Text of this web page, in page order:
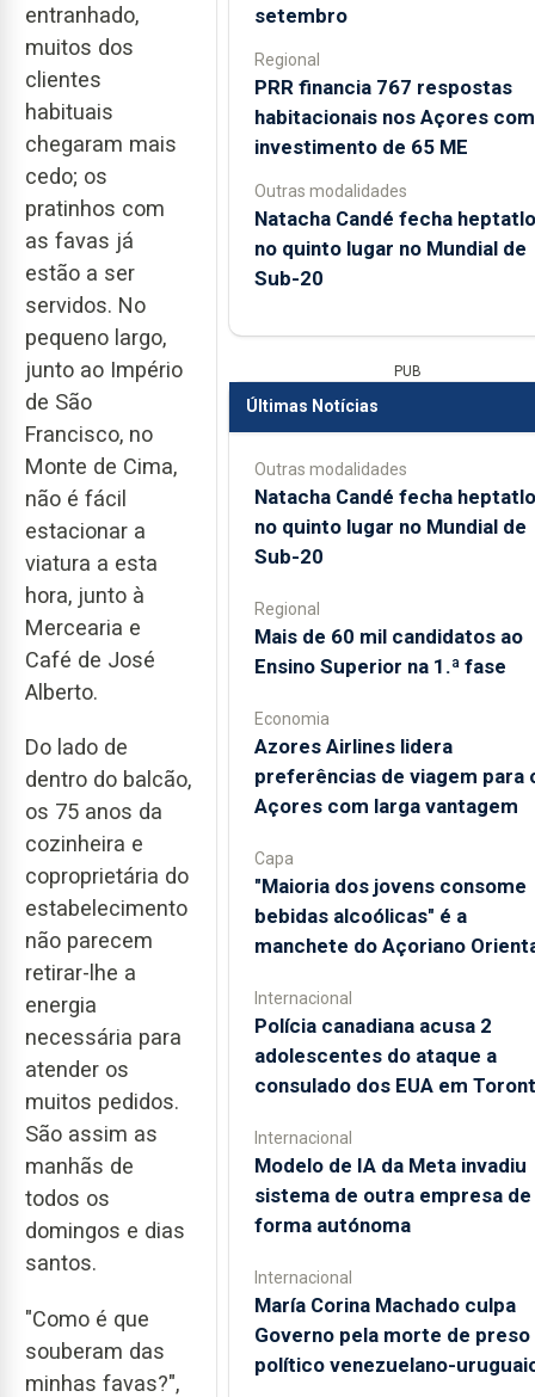
entranhado,
muitos dos
clientes
habituais
chegaram mais
cedo; os
pratinhos com
as favas já
estão a ser
servidos. No
pequeno largo,
junto ao Império
de São
Francisco, no
Monte de Cima,
não é fácil
estacionar a
viatura a esta
hora, junto à
Mercearia e
Café de José
Alberto.
Do lado de
dentro do balcão,
os 75 anos da
cozinheira e
coproprietária do
estabelecimento
não parecem
retirar-lhe a
energia
necessária para
atender os
muitos pedidos.
São assim as
manhãs de
todos os
domingos e dias
santos.
"Como é que
souberam das
minhas favas?",
setembro
Regional
PRR financia 767 respostas
habitacionais nos Açores com
investimento de 65 ME
Outras modalidades
Natacha Candé fecha heptatlo
no quinto lugar no Mundial de
Sub-20
PUB
Últimas Notícias
Outras modalidades
Natacha Candé fecha heptatlo
no quinto lugar no Mundial de
Sub-20
Regional
Mais de 60 mil candidatos ao
Ensino Superior na 1.ª fase
Economia
Azores Airlines lidera
preferências de viagem para
Açores com larga vantagem
Capa
"Maioria dos jovens consome
bebidas alcoólicas" é a
manchete do Açoriano
Internacional
Polícia canadiana acusa 2
adolescentes do ataque a
consulado dos EUA em
Internacional
Modelo de IA da Meta invadiu
sistema de outra empresa de
forma autónoma
Internacional
María Corina Machado culpa
Governo pela morte de preso
político venezuelano-